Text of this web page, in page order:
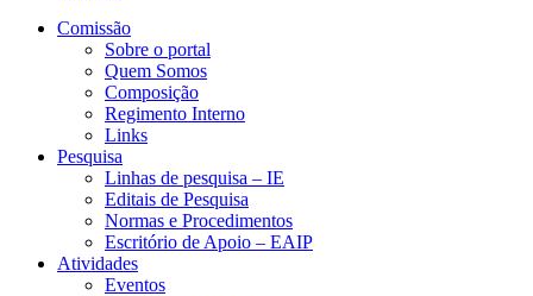
Comissão
Sobre o portal
Quem Somos
Composição
Regimento Interno
Links
Pesquisa
Linhas de pesquisa – IE
Editais de Pesquisa
Normas e Procedimentos
Escritório de Apoio – EAIP
Atividades
Eventos